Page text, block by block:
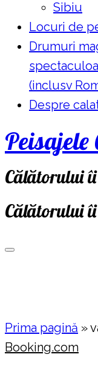
Sibiu
Locuri de
Drumuri
(inclusv
Despre
Călătorului
Călătorului
Prima pagină »
Booking.com